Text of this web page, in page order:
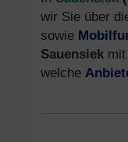
wir Sie über
sowie
Sauensiek
welche